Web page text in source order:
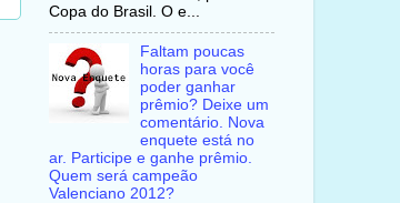
Copa do Brasil. O e...
Faltam poucas
horas para você
poder ganhar
prêmio? Deixe um
comentário. Nova
enquete está no
ar. Participe e ganhe prêmio.
Quem será campeão
Valenciano 2012?